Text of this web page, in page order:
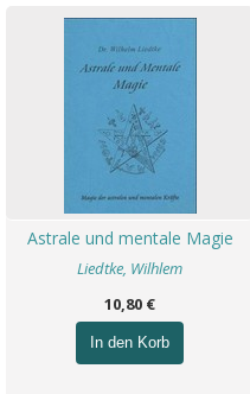
Astrale und mentale Magie
Liedtke, Wilhlem
10,80 €
In den Korb